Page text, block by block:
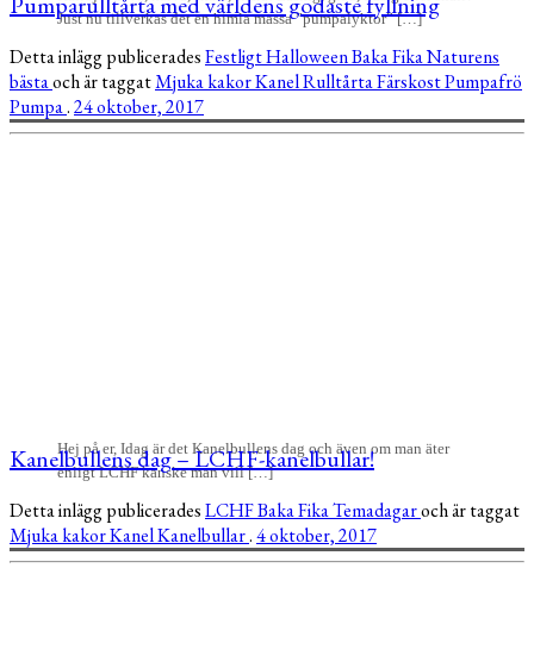
Just nu tillverkas det en himla massa ”pumpalyktor” […]
Detta inlägg publiceradesFestligtHalloweenBakaFikaNaturens
bästaoch är taggatMjuka kakorKanelRulltårtaFärskostPumpafrö
Pumpa.24 oktober, 2017
Hej på er, Idag är det Kanelbullens dag och även om man äter
enligt LCHF kanske man vill […]
Kanelbullens dag – LCHF-kanelbullar!
Detta inlägg publiceradesLCHFBakaFikaTemadagaroch är taggat
Mjuka kakorKanelKanelbullar.4 oktober, 2017